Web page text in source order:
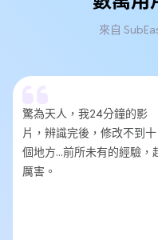
來自
驚為天人，我24分鐘的影
片，辨識完後，修改不到十
個地方...前所未有的經驗，
厲害。